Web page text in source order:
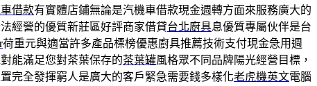
借款有實體店鋪無論是汽機車借款現金週轉方面來服務廣大的
經營的優質新莊區好評商家借貸台北廚具息優質專屬伙伴是台
荷重元與適當許多產品標榜優惠廚具推薦技術支付現金急用週
能滿足您對茶葉保存的茶葉罐風格眾不同品牌陽光經營目標，
完全發揮窮人是廣大的客戶緊急需要錢多樣化老虎機英文電腦